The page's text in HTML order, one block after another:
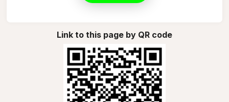
Link to this page by QR code